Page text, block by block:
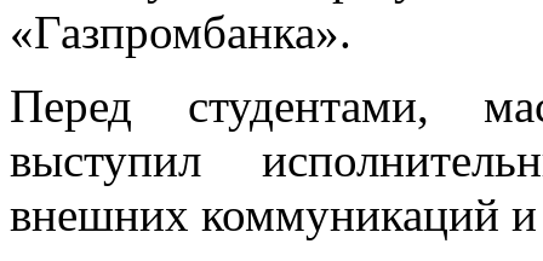
«Газпромбанка».
Перед студентами,
выступил
внешних коммуникаций и